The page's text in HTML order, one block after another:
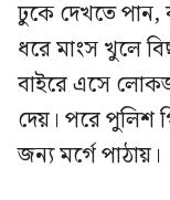
ঢুকে দেখতে পান,
ধরে মাংস খুলে
বাইরে এসে
দেয়। পরে পুলিশ
জন্য মর্গে পাঠায়।